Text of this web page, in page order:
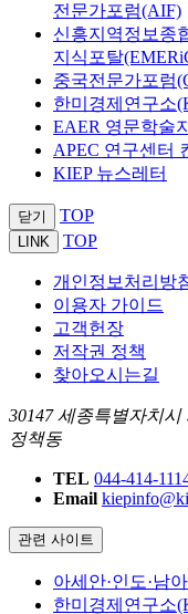
전문가포럼(AIF)
신흥지역정보종
지식포탈
중국전문가포럼
한미경제연구소
EAER 영문학술지
APEC 연구센터
KIEP 뉴스레터
닫기 TOP
LINK TOP
개인정보처리방
이용자 가이드
고객헌장
저작권 정책
찾아오시는길
30147 세종특별자치
정책동
TEL 044-414-
Email
관련 사이트
아세안·인도·남
한미경제연구소